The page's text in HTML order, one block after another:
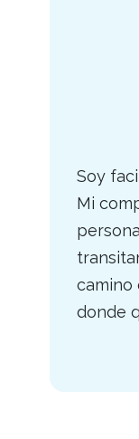
Soy
Mi
camino
donde